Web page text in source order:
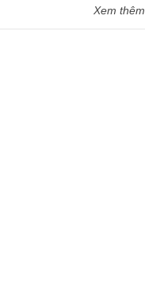
Xem thêm